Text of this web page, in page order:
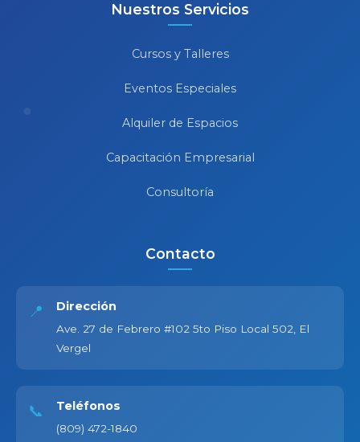
Nuestros Servicios
Cursos y Talleres
Eventos Especiales
Alquiler de Espacios
Capacitación Empresarial
Consultoría
Contacto
📍 Dirección
Ave. 27 de Febrero #102 5to Piso Local 502, El
Vergel
📞 Teléfonos
(809) 472-1840